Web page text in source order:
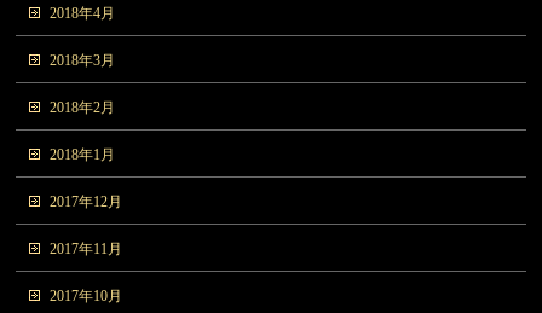
2018年4月
2018年3月
2018年2月
2018年1月
2017年12月
2017年11月
2017年10月